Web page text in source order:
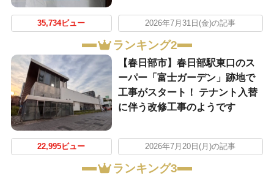
35,734ビュー 2026年7月31日(金)の記事
ランキング2
【春日部市】春日部駅東口のス
ーパー「富士ガーデン」跡地で
工事がスタート！ テナント入替
に伴う改修工事のようです
22,995ビュー 2026年7月20日(月)の記事
ランキング3